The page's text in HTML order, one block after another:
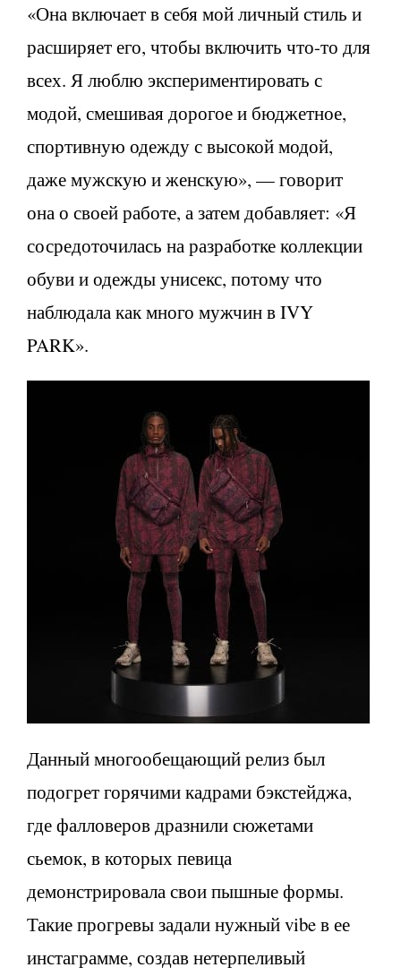
«Она включает в себя мой личный стиль и
расширяет его, чтобы включить что-то для
всех. Я люблю экспериментировать с
модой, смешивая дорогое и бюджетное,
спортивную одежду с высокой модой,
даже мужскую и женскую», — говорит
она о своей работе, а затем добавляет: «Я
сосредоточилась на разработке коллекции
обуви и одежды унисекс, потому что
наблюдала как много мужчин в IVY
PARK».
Данный многообещающий релиз был
подогрет горячими кадрами бэкстейджа,
где фалловеров дразнили сюжетами
сьемок, в которых певица
демонстрировала свои пышные формы.
Такие прогревы задали нужный vibe в ее
инстаграмме, создав нетерпеливый